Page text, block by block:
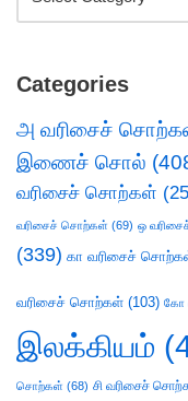
Categories
அ வரிசைச்
இணைச் சொல்
வரிசைச் சொற்கள்
வரிசைச் சொற்கள் (69) ஒ
(339) கா வரிசைச்
வரிசைச் சொற்கள் (103) கோ
இலக்கியம்
சொற்கள் (68) சி வரிசைச்